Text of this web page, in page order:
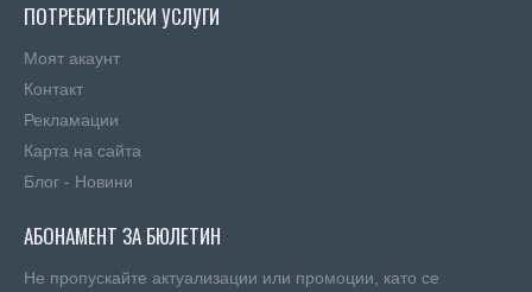
ПОТРЕБИТЕЛСКИ УСЛУГИ
Моят акаунт
Контакт
Рекламации
Карта на сайта
Блог - Новини
АБОНАМЕНТ ЗА БЮЛЕТИН
Не пропускайте актуализации или промоции, като се